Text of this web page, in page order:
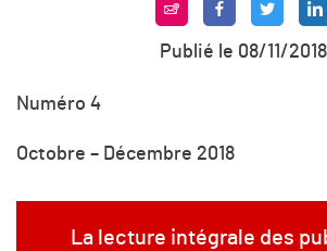
Publié le 08/11/2018
Numéro 4
Octobre – Décembre 2018
La lecture intégrale des